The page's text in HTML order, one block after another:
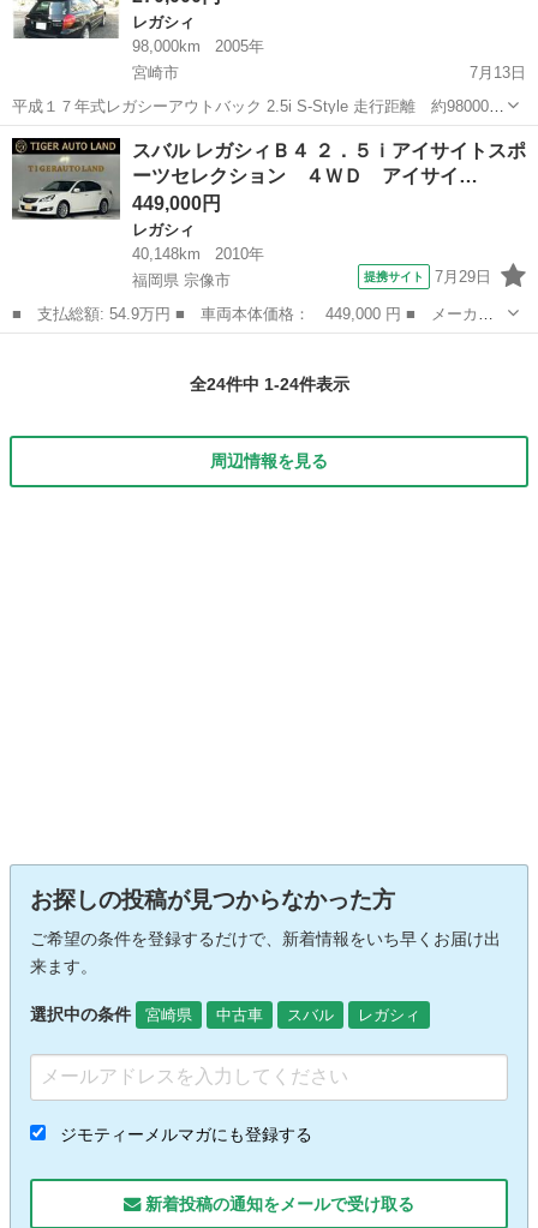
レガシィ
98,000km
2005年
宮崎市
7月13日
平成１７年式レガシーアウトバック 2.5i S-Style 走行距離 約98000ｋ
車検 平成３１年１月まで ＊ナビ＆ＥＴＣ付き ＊車検が長い
ので、名変後すぐお乗り出来ますよ～！ ＊新年度分の自動車税込...
宮崎 宮崎市
スバル レガシィＢ４ ２．５ｉアイサイトスポ
ーツセレクション ４ＷＤ アイサイ…
449,000円
レガシィ
40,148km
2010年
福岡県 宗像市
提携サイト 7月29日
■ 支払総額: 54.9万円 ■ 車両本体価格： 449,000 円 ■ メーカー
名： スバル ■ 車種名： レガシィＢ４ ■ グレード名： ２．５
全24件中 1-24件表示
周辺情報を見る
お探しの投稿が見つからなかった方
ご希望の条件を登録するだけで、新着情報をいち早くお届け出
来ます。
選択中の条件 宮崎県 中古車 スバル レガシィ
ジモティーメルマガにも登録する
新着投稿の通知をメールで受け取る